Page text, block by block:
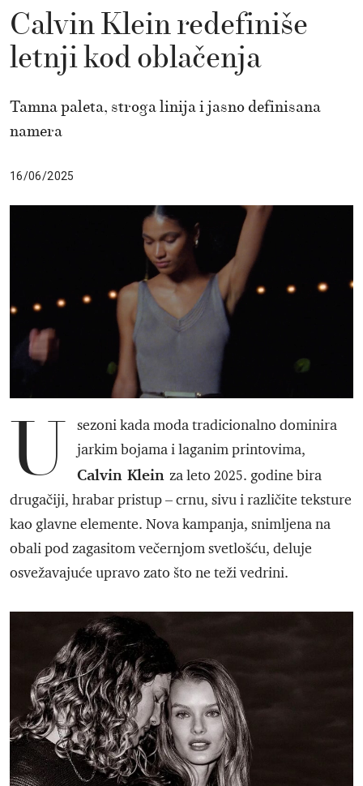
Calvin Klein redefiniše
letnji kod oblačenja
Tamna paleta, stroga linija i jasno definisana
namera
16/06/2025
U
sezoni kada moda tradicionalno dominira
jarkim bojama i laganim printovima,
Calvin Klein za leto 2025. godine bira
drugačiji, hrabar pristup – crnu, sivu i različite teksture
kao glavne elemente. Nova kampanja, snimljena na
obali pod zagasitom večernjom svetlošću, deluje
osvežavajuće upravo zato što ne teži vedrini.